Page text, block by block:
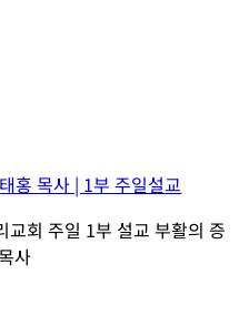
홍 목사 | 1부 주일설교
회 주일 1부 설교 부활의 증
사